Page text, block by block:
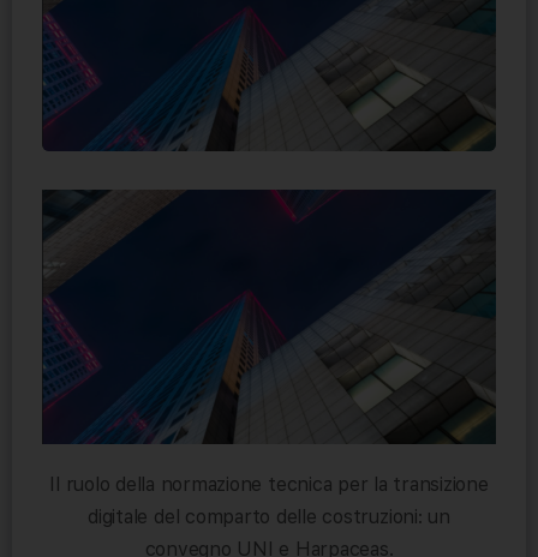
Il ruolo della normazione tecnica per la transizione
digitale del comparto delle costruzioni: un
convegno UNI e Harpaceas.